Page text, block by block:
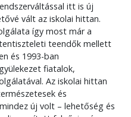
itt is új
vált az iskolai hittan.
így most már a
teendők mellett
és 1993-ban
fiatalok,
Az iskolai hittan
és
új volt – lehetőség és